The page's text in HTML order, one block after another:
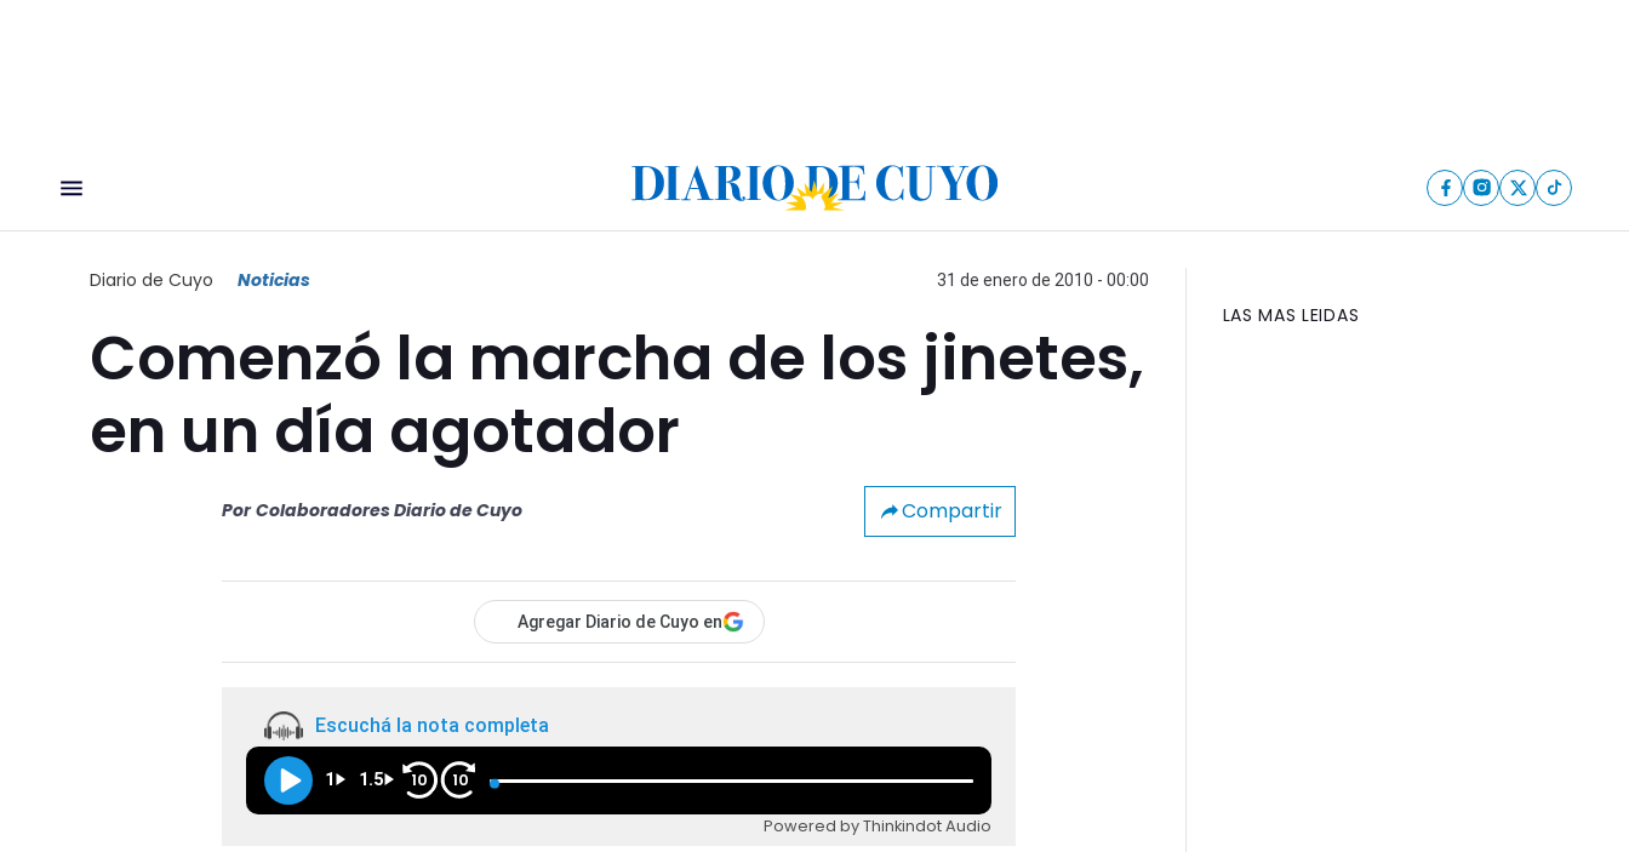
Diario de Cuyo Noticias 31 de enero de 2010 - 00:00
Comenzó la marcha de los jinetes,
en un día agotador
Por Colaboradores Diario de Cuyo Compartir
Agregar Diario de Cuyo en
Escuchá la nota completa
1 1.5 10 10
Powered by Thinkindot Audio
LAS MAS LEIDAS